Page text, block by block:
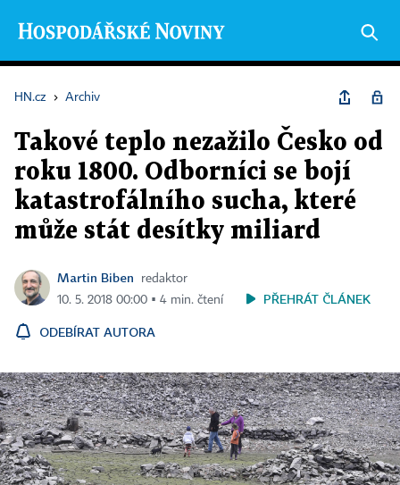
HN.cz › Archiv
Takové teplo nezažilo Česko od
roku 1800. Odborníci se bojí
katastrofálního sucha, které
může stát desítky miliard
Martin Biben
redaktor
10. 5. 2018 00:00 ▪ 4 min. čtení
PŘEHRÁT ČLÁNEK
ODEBÍRAT AUTORA